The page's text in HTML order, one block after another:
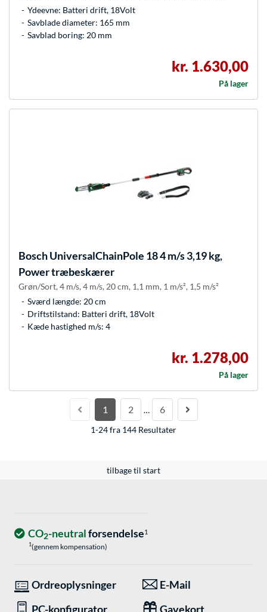
Ydeevne: Batteri drift, 18Volt
Savblade diameter: 165 mm
Savblad boring: 20 mm
kr. 1.630,00
På lager
BoschUniversalChainPole 18 4 m/s 3,19 kg,
Power træbeskærer
Grøn/Sort, 4 m/s, 4 m/s, 20 cm, 1,1 mm, 1 m/s², 1,5 m/s²
Sværd længde: 20 cm
Driftstilstand: Batteri drift, 18Volt
Kæde hastighed m/s: 4
kr. 1.278,00
På lager
1 2 … 6
1-24 fra 144 Resultater
tilbage til start
CO2-neutralforsendelse1
1(gennem kompensation)
Ordreoplysninger
E-Mail
PC-konfigurator
Gavekort